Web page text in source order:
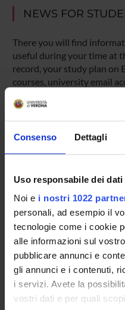
Consenso Dettagli
Uso responsabile dei dati
Noi e i nostri 1022
personali, ad esempio il
tecnologie come i cookie
alle informazioni sul
pubblicare annunci e
gli annunci e i contenuti,
i servizi. Avete la
vostri dati e per quali
NEWS FOR
There you will find
useful during your time at
record, your study plan on
courses, university email
administrative procedures,
with your GIA login
to receive notification of
and your secretariat via
Overview
Enrolment Policy
Courses
Academic Calendar
Lesson timetable
Degree Programme